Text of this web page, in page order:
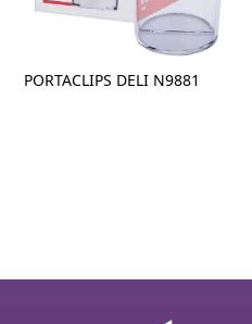
PORTACLIPS DELI N9881